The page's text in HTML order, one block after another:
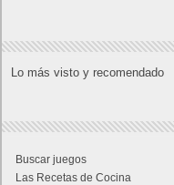
Lo más visto y recomendado
Buscar juegos
Las Recetas de Cocina